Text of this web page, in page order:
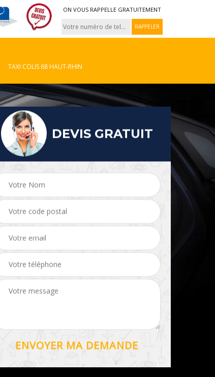
ON VOUS RAPPELLE GRATUITEMENT
TAXI COLIS 68 HAUT-RHIN
Taxi colis 08 VTC 08
DEVIS GRATUIT